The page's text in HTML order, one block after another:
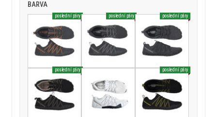
BARVA
poslední páry poslední páry poslední páry
poslední páry poslední páry